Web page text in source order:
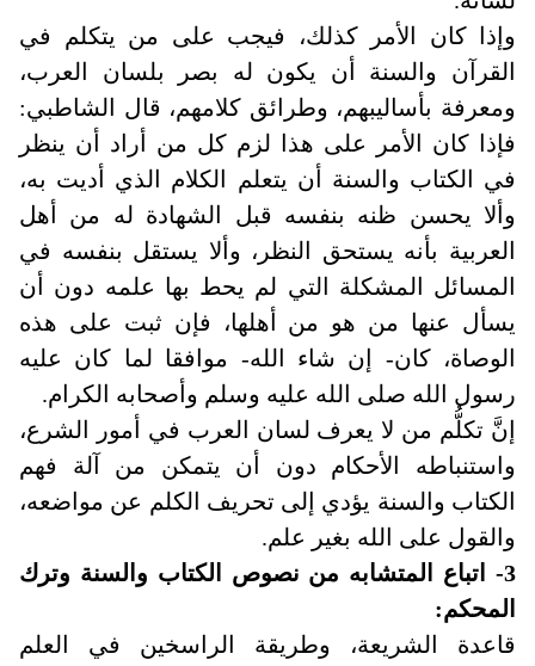
وإذا كان الأمر كذلك، فيجب على من يتكلم في
القرآن والسنة أن يكون له بصر بلسان العرب،
ومعرفة بأساليبهم، وطرائق كلامهم، قال الشاطبي:
فإذا كان الأمر على هذا لزم كل من أراد أن ينظر
في الكتاب والسنة أن يتعلم الكلام الذي أديت به،
وألا يحسن ظنه بنفسه قبل الشهادة له من أهل
العربية بأنه يستحق النظر، وألا يستقل بنفسه في
المسائل المشكلة التي لم يحط بها علمه دون أن
يسأل عنها من هو من أهلها، فإن ثبت على هذه
الوصاة، كان- إن شاء الله- موافقا لما كان عليه
رسول الله صلى الله عليه وسلم وأصحابه الكرام.
إنَّ تكلُّم من لا يعرف لسان العرب في أمور الشرع،
واستنباطه الأحكام دون أن يتمكن من آلة فهم
الكتاب والسنة يؤدي إلى تحريف الكلم عن مواضعه،
والقول على الله بغير علم.
3- اتباع المتشابه من نصوص الكتاب والسنة وترك
المحكم:
قاعدة الشريعة، وطريقة الراسخين في العلم